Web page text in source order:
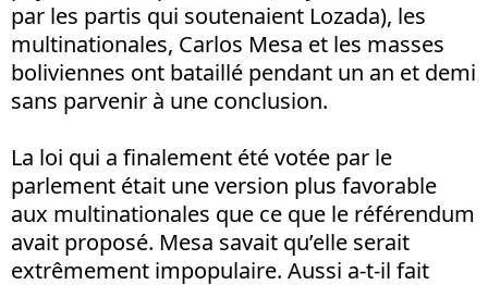
par les partis qui soutenaient Lozada), les
multinationales, Carlos Mesa et les masses
boliviennes ont bataillé pendant un an et demi
sans parvenir à une conclusion.
La loi qui a finalement été votée par le
parlement était une version plus favorable
aux multinationales que ce que le référendum
avait proposé. Mesa savait qu’elle serait
extrêmement impopulaire. Aussi a-t-il fait